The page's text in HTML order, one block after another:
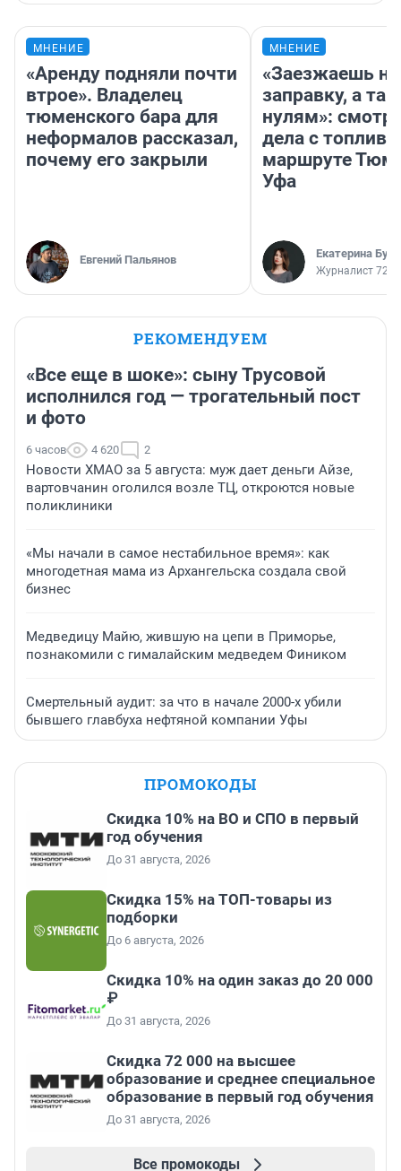
МНЕНИЕ
«Аренду подняли почти
втрое». Владелец
тюменского бара для
неформалов рассказал,
почему его закрыли
Евгений Пальянов
МНЕНИЕ
«Заезжаешь на
заправку, а
нулям»:
дела с
маршруте
Уфа
Екатерина
Журналист
РЕКОМЕНДУЕМ
«Все еще в шоке»: сыну Трусовой
исполнился год — трогательный пост
и фото
6 часов 4 620 2
Новости ХМАО за 5 августа: муж дает деньги Айзе,
вартовчанин оголился возле ТЦ, откроются новые
поликлиники
«Мы начали в самое нестабильное время»: как
многодетная мама из Архангельска создала свой
бизнес
Медведицу Майю, жившую на цепи в Приморье,
познакомили с гималайским медведем Фиником
Смертельный аудит: за что в начале 2000-х убили
бывшего главбуха нефтяной компании Уфы
ПРОМОКОДЫ
Скидка 10% на ВО и СПО в первый
год обучения
До 31 августа, 2026
Скидка 15% на ТОП-товары из
подборки
До 6 августа, 2026
Скидка 10% на один заказ до 20 000
₽
До 31 августа, 2026
Скидка 72 000 на высшее
образование и среднее специальное
образование в первый год обучения
До 31 августа, 2026
Все промокоды